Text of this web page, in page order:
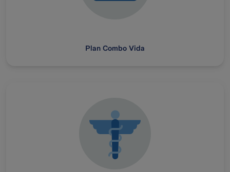
Plan Combo Vida